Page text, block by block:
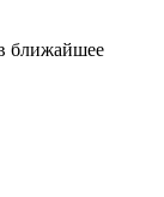
ближайшее